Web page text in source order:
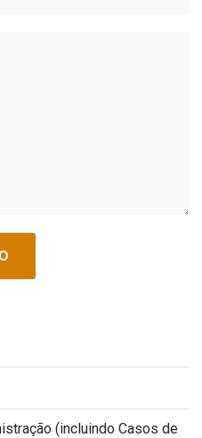
(incluindo Casos de